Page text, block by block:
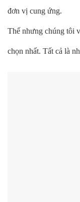
đơn vị cung ứng.
Thế nhưng chúng tôi
chọn nhất. Tất cả là